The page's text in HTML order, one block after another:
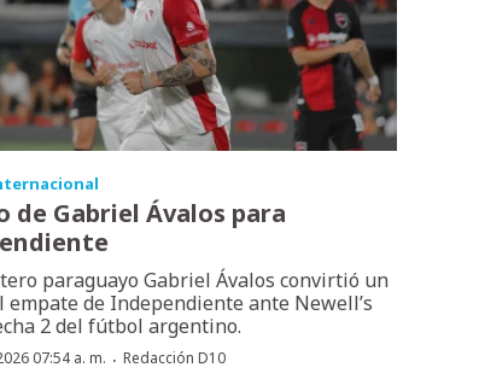
de Gabriel Ávalos para
paraguayo Gabriel Ávalos convirtió un
empate de Independiente ante Newell’s
2 del fútbol argentino.
07:54 a. m. · Redacción D10